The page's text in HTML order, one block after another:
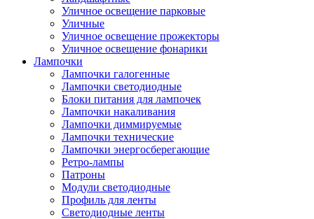
Уличное освещение парковые
Уличные
Уличное освещение прожекторы
Уличное освещение фонарики
Лампочки
Лампочки галогенные
Лампочки светодиодные
Блоки питания для лампочек
Лампочки накаливания
Лампочки диммируемые
Лампочки технические
Лампочки энергосберегающие
Ретро-лампы
Патроны
Модули светодиодные
Профиль для ленты
Светодиодные ленты